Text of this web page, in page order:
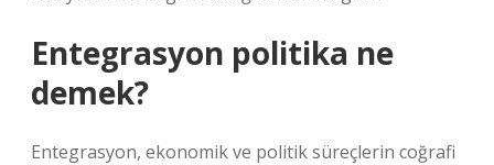
Entegrasyon politika ne
demek?
Entegrasyon, ekonomik ve politik süreçlerin coğrafi